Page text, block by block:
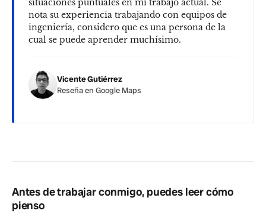
situaciones puntuales en mi trabajo actual. Se
nota su experiencia trabajando con equipos de
ingeniería, considero que es una persona de la
cual se puede aprender muchísimo.
Vicente Gutiérrez
Reseña en Google Maps
Antes de trabajar conmigo, puedes leer cómo
pienso